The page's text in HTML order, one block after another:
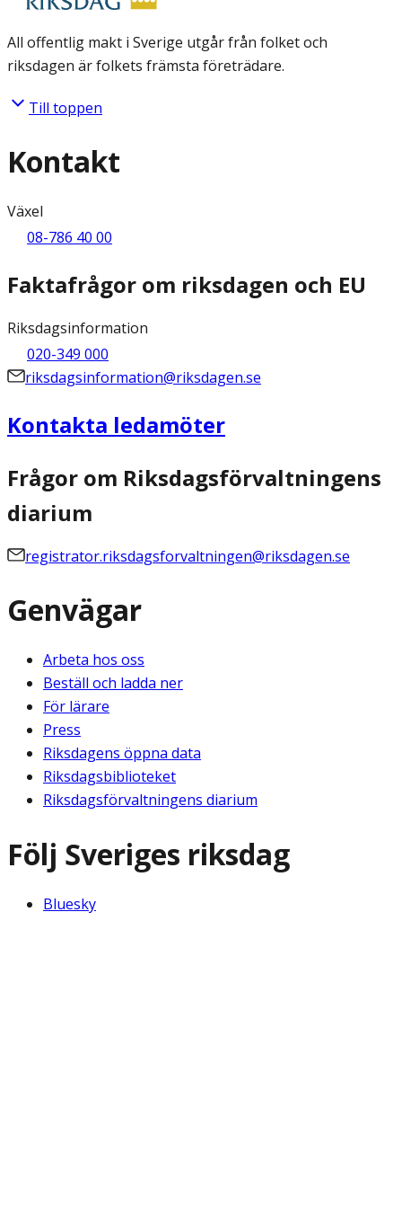
All offentlig makt i Sverige utgår från folket och
riksdagen är folkets främsta företrädare.
Till toppen
Kontakt
Växel
08-786 40 00
Faktafrågor om riksdagen och EU
Riksdagsinformation
020-349 000
riksdagsinformation@riksdagen.se
Kontakta ledamöter
Frågor om Riksdagsförvaltningens
diarium
registrator.riksdagsforvaltningen@riksdagen.se
Genvägar
Arbeta hos oss
Beställ och ladda ner
För lärare
Press
Riksdagens öppna data
Riksdagsbiblioteket
Riksdagsförvaltningens diarium
Följ Sveriges riksdag
Bluesky